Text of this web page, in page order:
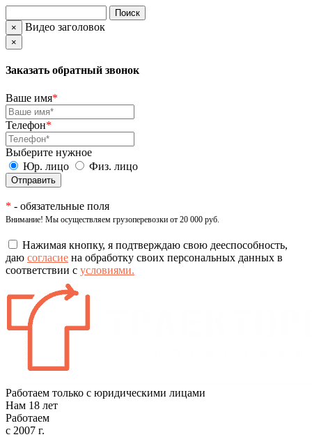
× Видео заголовок
×
Заказать обратный звонок
Ваше имя*
Телефон*
Выберите нужное
Юр. лицо
Физ. лицо
* - обязательные поля
Внимание! Мы осуществляем грузоперевозки от 20 000 руб.
Нажимая кнопку, я подтверждаю свою дееспособность,
даю согласие на обработку своих персональных данных в
соответствии с условиями.
Работаем только с юридическими лицами
Нам 18 лет
Работаем
с 2007 г.